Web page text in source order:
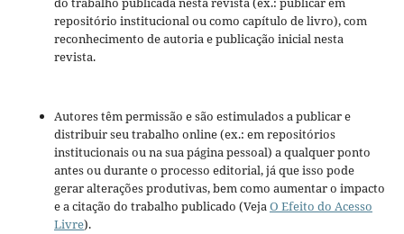
repositório institucional ou como capítulo de livro), com
reconhecimento de autoria e publicação inicial nesta
revista.
Autores têm permissão e são estimulados a publicar e
distribuir seu trabalho online (ex.: em repositórios
institucionais ou na sua página pessoal) a qualquer ponto
antes ou durante o processo editorial, já que isso pode
gerar alterações produtivas, bem como aumentar o impacto
e a citação do trabalho publicado (VejaO Efeito do Acesso
Livre).